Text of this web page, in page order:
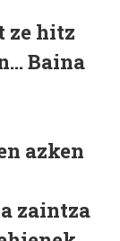
ze hitz
Baina
azken
zaintza